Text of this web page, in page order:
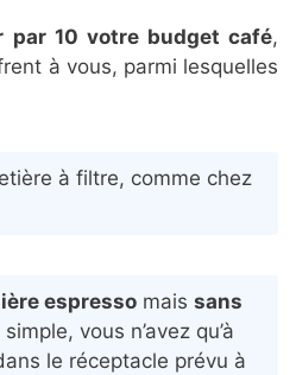
par 10 votre budget café,
à vous, parmi lesquelles
à filtre, comme chez
espresso mais sans
vous n’avez qu’à
le réceptacle prévu à